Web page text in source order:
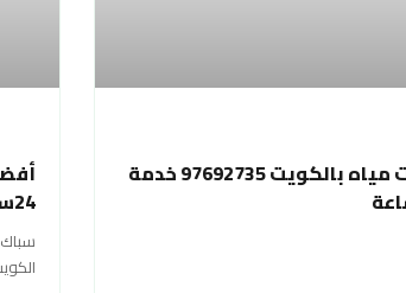
تصليح مضخات مياه بالكويت 97692735 خدمة
24ساعة